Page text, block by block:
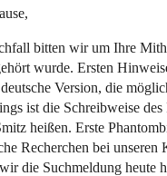
bitten wir um Ihre
wurde. Ersten
Version, die
ist die Schreibweise
heißen. Erste
Recherchen bei
die Suchmeldung